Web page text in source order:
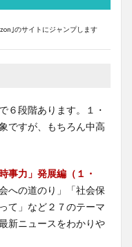
｣のサイトにジャンプします
６段階あります。１・
ですが、もちろん中高
力」発展編（１・
への道のり」「社会保
て」など２７のテーマ
新ニュースをわかりや